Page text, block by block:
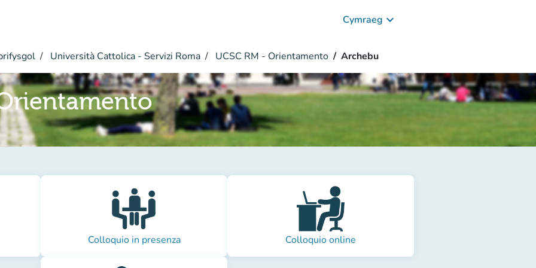
Cymraeg keyboard_arrow_down
Università Cattolica - Servizi Roma UCSC RM - Orientamento Archebu
Colloquio in presenza Colloquio online